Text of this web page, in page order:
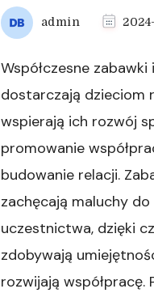
admin
Współczesne
dostarczają dzieciom
wspierają ich rozwój
promowanie
budowanie relacji.
zachęcają maluchy
uczestnictwa, dzięki
zdobywają
rozwijają współpracę.